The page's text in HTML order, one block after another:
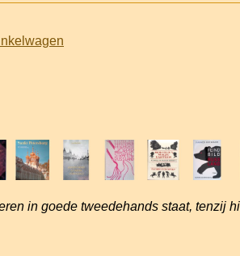
in goede tweedehands staat, tenzij